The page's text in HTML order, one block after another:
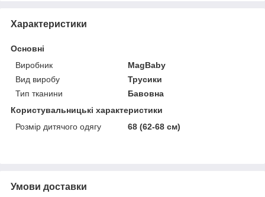
Характеристики
Основні
Виробник
MagBaby
Вид виробу
Трусики
Тип тканини
Бавовна
Користувальницькі характеристики
Розмір дитячого одягу
68 (62-68 см)
Умови доставки